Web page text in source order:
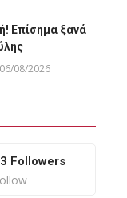
Επίσημα ξανά
06/08/2026
Followers